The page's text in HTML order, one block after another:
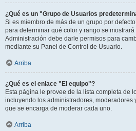
¿Qué es un "Grupo de Usuarios
Si es miembro de más de un grupo por
para determinar qué color y rango se
Administración debe darle permisos para
mediante su Panel de Control de Usuario.
Arriba
¿Qué es el enlace "El equipo"?
Esta página le provee de la lista completa de
incluyendo los administradores, moderadores
que se encarga de moderar cada uno.
Arriba